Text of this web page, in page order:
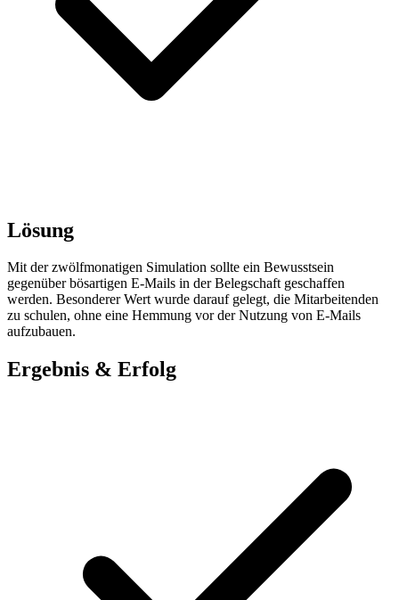
Lösung
Mit der zwölfmonatigen Simulation sollte ein Bewusstsein
gegenüber bösartigen E-Mails in der Belegschaft geschaffen
werden. Besonderer Wert wurde darauf gelegt, die Mitarbeitenden
zu schulen, ohne eine Hemmung vor der Nutzung von E-Mails
aufzubauen.
Ergebnis & Erfolg